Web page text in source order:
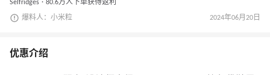
Selfridges · 80.6万人下单获得返利
爆料人：小米粒 2024年06月20日
优惠介绍